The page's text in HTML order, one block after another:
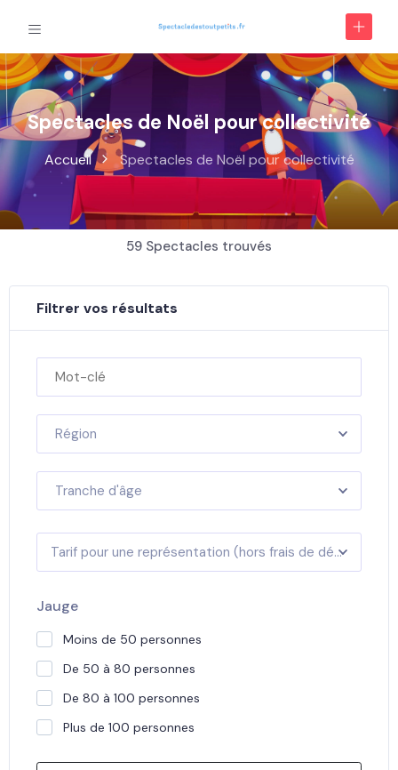
Spectacles de Noël pour collectivité
Accueil Spectacles de Noël pour collectivité
59 Spectacles trouvés
Filtrer vos résultats
Région
Tranche d'âge
Tarif pour une représentation (hors frais de déplacement)
Jauge
Moins de 50 personnes
De 50 à 80 personnes
De 80 à 100 personnes
Plus de 100 personnes